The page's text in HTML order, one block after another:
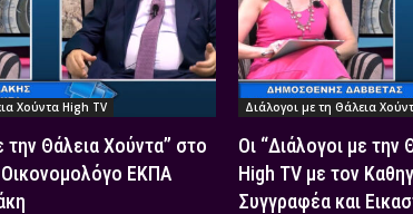
Χούντα High TV
την Θάλεια Χούντα” στο
ΕΚΠΑ
Διάλογοι με τη Θάλεια
Οι “Διάλογοι με την
High TV με τον
Συγγραφέα και